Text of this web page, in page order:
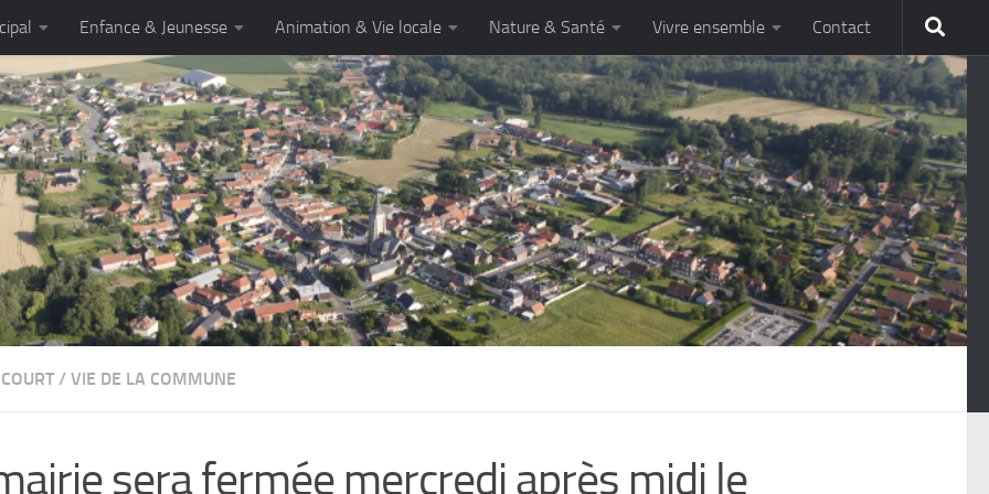
Enfance & Jeunesse Animation & Vie locale Nature & Santé Vivre ensemble Contact
/ VIE DE LA COMMUNE
sera fermée mercredi après midi le